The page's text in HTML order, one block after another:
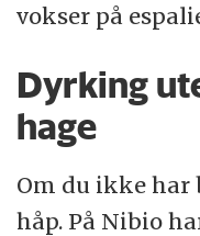
vokser på
Dyrking
hage
Om du ikke har
håp. På Nibio